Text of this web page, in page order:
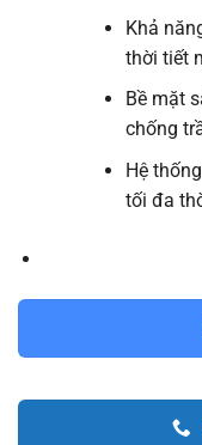
Khả
thời tiết
Bề mặt
chống
Hệ
tối đa